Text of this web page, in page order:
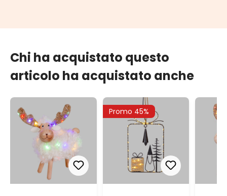
Chi ha acquistato questo
articolo ha acquistato anche
Promo 45%